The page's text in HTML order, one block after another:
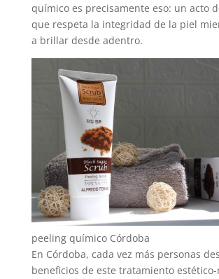
químico es precisamente eso: un acto
que respeta la integridad de la piel
a brillar desde adentro.
peeling químico Córdoba
En Córdoba, cada vez más personas
beneficios de este tratamiento